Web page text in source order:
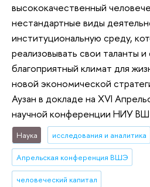
высококачественный
нестандартные виды
институциональную среду,
реализовывать свои таланты
благоприятный климат для
новой экономической
Аузан в докладе на XVI
научной конференции НИУ
Наука исследования и аналитика
Апрельская конференция ВШЭ
человеческий капитал